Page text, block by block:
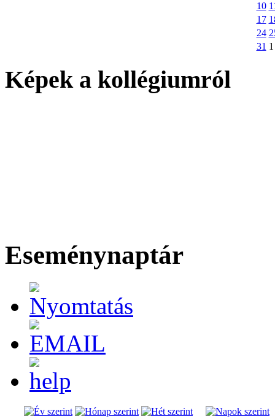
10
17
24
31 1
Képek a kollégiumról
Eseménynaptár